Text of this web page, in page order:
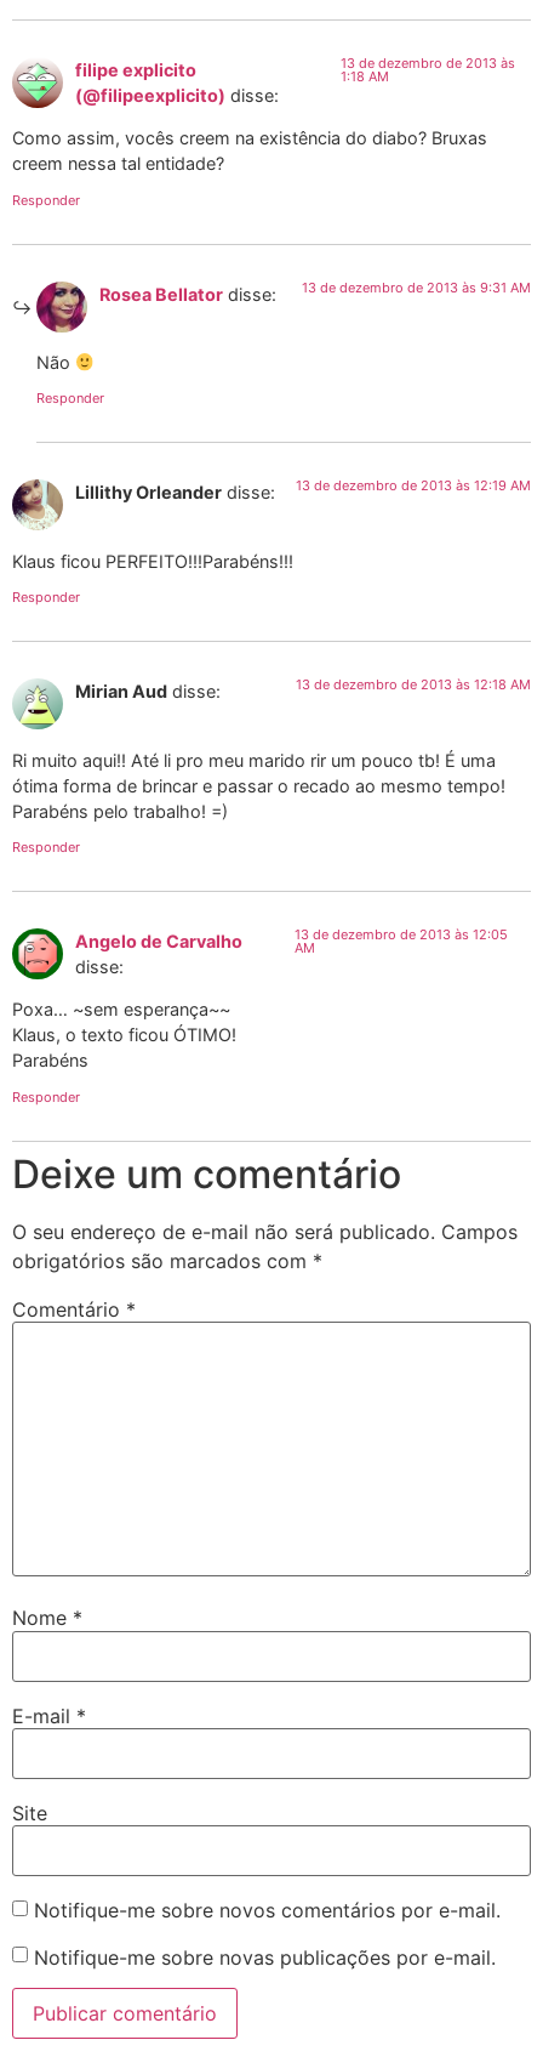
filipe explicito
(@filipeexplicito) disse:
13 de dezembro de 2013 às
1:18 AM
Como assim, vocês creem na existência do diabo? Bruxas
creem nessa tal entidade?
Responder
Rosea Bellator disse: 13 de dezembro de 2013 às 9:31 AM
Não
Responder
Lillithy Orleander disse: 13 de dezembro de 2013 às 12:19 AM
Klaus ficou PERFEITO!!!Parabéns!!!
Responder
Mirian Aud disse: 13 de dezembro de 2013 às 12:18 AM
Ri muito aqui!! Até li pro meu marido rir um pouco tb! É uma
ótima forma de brincar e passar o recado ao mesmo tempo!
Parabéns pelo trabalho! =)
Responder
Angelo de Carvalho
disse:
13 de dezembro de 2013 às 12:05
AM
Poxa… ~sem esperança~~
Klaus, o texto ficou ÓTIMO!
Parabéns
Responder
Deixe um comentário
O seu endereço de e-mail não será publicado. Campos
obrigatórios são marcados com *
Comentário *
Nome *
E-mail *
Site
Notifique-me sobre novos comentários por e-mail.
Notifique-me sobre novas publicações por e-mail.